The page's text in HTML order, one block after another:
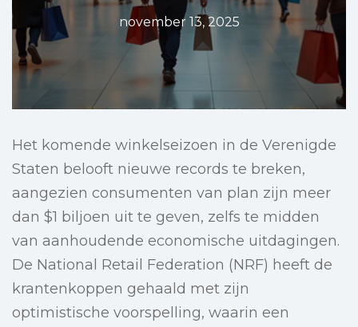
november 13, 2025
Het komende winkelseizoen in de Verenigde
Staten belooft nieuwe records te breken,
aangezien consumenten van plan zijn meer
dan $1 biljoen uit te geven, zelfs te midden
van aanhoudende economische uitdagingen.
De National Retail Federation (NRF) heeft de
krantenkoppen gehaald met zijn
optimistische voorspelling, waarin een